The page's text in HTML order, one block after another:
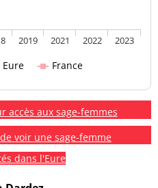
Eure France
2019 2021 2022 2023
accès aux sage-femmes
voir une sage-femme
dans l'Eure